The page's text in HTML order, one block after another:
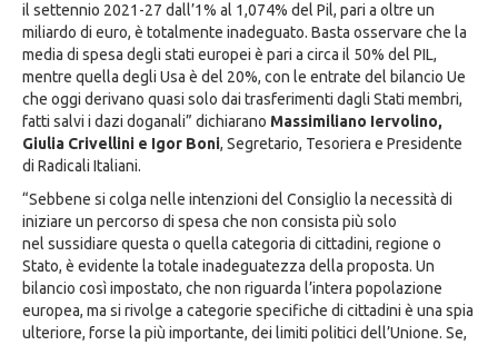
il settennio 2021-27 dall’1% al 1,074% del Pil, pari a oltre un
miliardo di euro, è totalmente inadeguato. Basta osservare che la
media di spesa degli stati europei è pari a circa il 50% del PIL,
mentre quella degli Usa è del 20%, con le entrate del bilancio Ue
che oggi derivano quasi solo dai trasferimenti dagli Stati membri,
fatti salvi i dazi doganali” dichiarano Massimiliano Iervolino,
Giulia Crivellini e Igor Boni, Segretario, Tesoriera e Presidente
di Radicali Italiani.
“Sebbene si colga nelle intenzioni del Consiglio la necessità di
iniziare un percorso di spesa che non consista più solo
nel sussidiare questa o quella categoria di cittadini, regione o
Stato, è evidente la totale inadeguatezza della proposta.​ Un
bilancio così impostato, che non riguarda l’intera popolazione
europea, ma si rivolge a categorie specifiche di cittadini è una spia
ulteriore, forse la più importante, dei limiti politici dell’Unione. Se,